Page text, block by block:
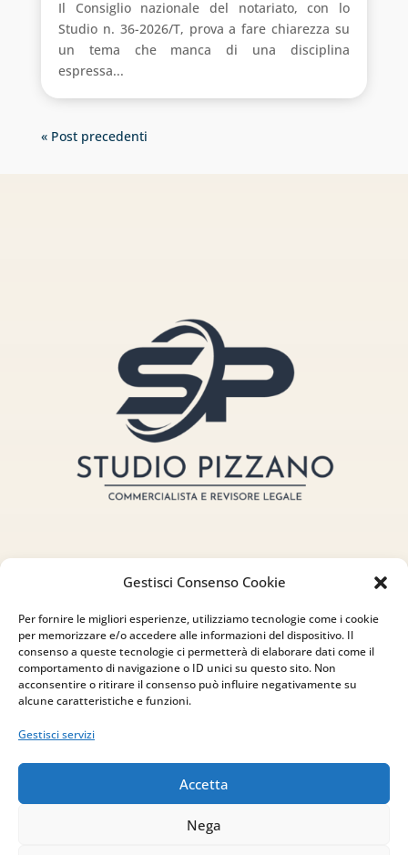
Gestisci Consenso Cookie
Per fornire le migliori esperienze, utilizziamo tecnologie come i cookie
per memorizzare e/o accedere alle informazioni del dispositivo. Il
consenso a queste tecnologie ci permetterà di elaborare dati come il
comportamento di navigazione o ID unici su questo sito. Non
acconsentire o ritirare il consenso può influire negativamente su
alcune caratteristiche e funzioni.
Gestisci servizi
Accetta
Nega
Il Consiglio nazionale del notariato, con lo
Studio n. 36-2026/T, prova a fare chiarezza su
un tema che manca di una disciplina
espressa...
« Post precedenti
Indirizzo
via Sant’Alessio, 5
83030 Venticano (AV)
P.IVA